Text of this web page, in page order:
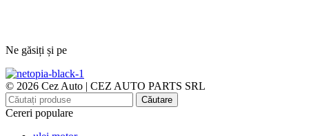
Ne găsiți și pe
© 2026 Cez Auto | CEZ AUTO PARTS SRL
Căutare
Cereri populare